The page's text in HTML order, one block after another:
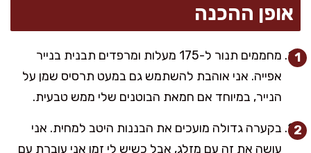
אופן ההכנה
מחממים תנור ל-175 מעלות ומרפדים תבנית בנייר
אפייה. אני אוהבת להשתמש גם במעט תרסיס שמן על
הנייר, במיוחד אם חמאת הבוטנים שלי ממש טבעית.
בקערה גדולה מועכים את הבננות היטב למחית. אני
עושה את זה עם מזלג, אבל כשיש לי זמן אני עוברת עם